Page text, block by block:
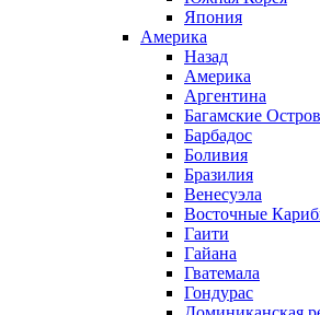
Япония
Америка
Назад
Америка
Аргентина
Багамские
Барбадос
Боливия
Бразилия
Венесуэла
Восточные
Гаити
Гайана
Гватемала
Гондурас